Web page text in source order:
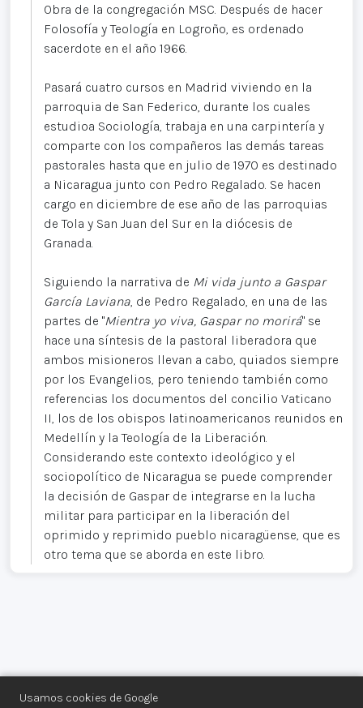
Usamos cookies de Google
Obra de la congregación MSC. Después de hacer
Folosofía y Teología en Logroño, es ordenado
sacerdote en el año 1966.
Pasará cuatro cursos en Madrid viviendo en la
parroquia de San Federico, durante los cuales
estudioa Sociología, trabaja en una carpintería y
comparte con los compañeros las demás tareas
pastorales hasta que en julio de 1970 es destinado
a Nicaragua junto con Pedro Regalado. Se hacen
cargo en diciembre de ese año de las parroquias
de Tola y San Juan del Sur en la diócesis de
Granada.
Siguiendo la narrativa de Mi vida junto a Gaspar
García Laviana, de Pedro Regalado, en una de las
partes de "Mientra yo viva, Gaspar no morirá" se
hace una síntesis de la pastoral liberadora que
ambos misioneros llevan a cabo, quiados siempre
por los Evangelios, pero teniendo también como
referencias los documentos del concilio Vaticano
II, los de los obispos latinoamericanos reunidos en
Medellín y la Teología de la Liberación.
Considerando este contexto ideológico y el
sociopolítico de Nicaragua se puede comprender
la decisión de Gaspar de integrarse en la lucha
militar para participar en la liberación del
oprimido y reprimido pueblo nicaragüense, que es
otro tema que se aborda en este libro.